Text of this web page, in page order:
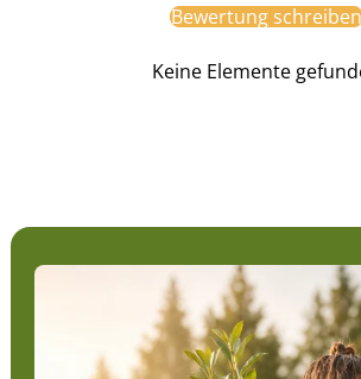
Bewertung schreiben
Keine Elemente